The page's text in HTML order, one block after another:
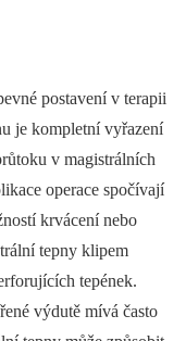
postavení v terapii
je kompletní vyřazení
v magistrálních
operace spočívají
krvácení nebo
tepny klipem
tepének.
výdutě mívá často